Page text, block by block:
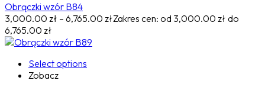
Obrączki wzór B84
3,000.00 zł – 6,765.00 złZakres cen: od 3,000.00 zł do
6,765.00 zł
Select options
Zobacz